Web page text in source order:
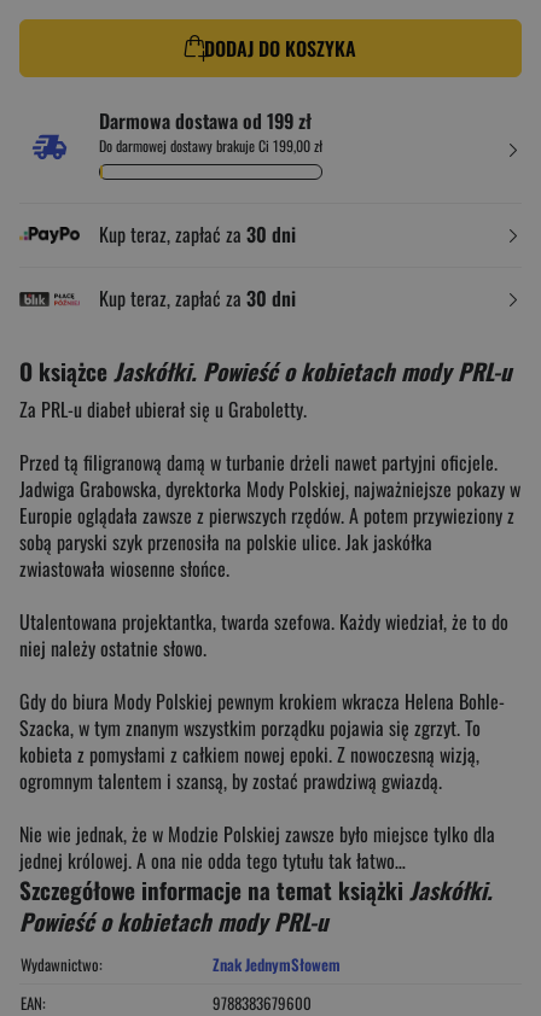
DODAJ DO KOSZYKA
Darmowa dostawa od 199 zł
Do darmowej dostawy brakuje Ci 199,00 zł
Kup teraz, zapłać za 30 dni
Kup teraz, zapłać za 30 dni
O książceJaskółki. Powieść o kobietach mody PRL-u
Za PRL-u diabeł ubierał się u Graboletty.
Przed tą filigranową damą w turbanie drżeli nawet partyjni oficjele.
Jadwiga Grabowska, dyrektorka Mody Polskiej, najważniejsze pokazy w
Europie oglądała zawsze z pierwszych rzędów. A potem przywieziony z
sobą paryski szyk przenosiła na polskie ulice. Jak jaskółka
zwiastowała wiosenne słońce.
Utalentowana projektantka, twarda szefowa. Każdy wiedział, że to do
niej należy ostatnie słowo.
Gdy do biura Mody Polskiej pewnym krokiem wkracza Helena Bohle-
Szacka, w tym znanym wszystkim porządku pojawia się zgrzyt. To
kobieta z pomysłami z całkiem nowej epoki. Z nowoczesną wizją,
ogromnym talentem i szansą, by zostać prawdziwą gwiazdą.
Nie wie jednak, że w Modzie Polskiej zawsze było miejsce tylko dla
jednej królowej. A ona nie odda tego tytułu tak łatwo…
Szczegółowe informacje na temat książki Jaskółki.
Powieść o kobietach mody PRL-u
Wydawnictwo:
Znak JednymSłowem
EAN:
9788383679600